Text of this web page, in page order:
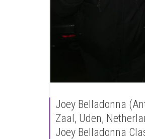
Joey Belladonna
Zaal, Uden,
Joey Belladonna